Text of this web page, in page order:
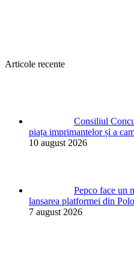
Articole recente
Consiliul
piața imprimantelor și a
10 august 2026
Pepco face un
lansarea platformei din
7 august 2026